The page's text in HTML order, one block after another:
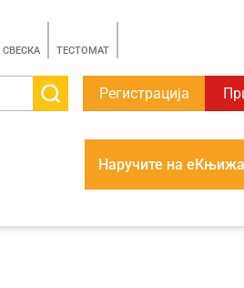
TЕСТОМАТ
Регистрација
Наручите на